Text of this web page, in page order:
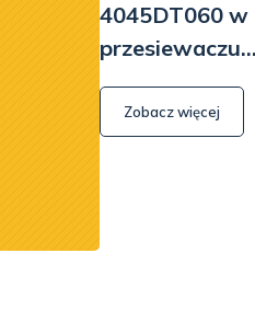
4045DT060 w
przesiewaczu
Powerscreen
Zobacz więcej